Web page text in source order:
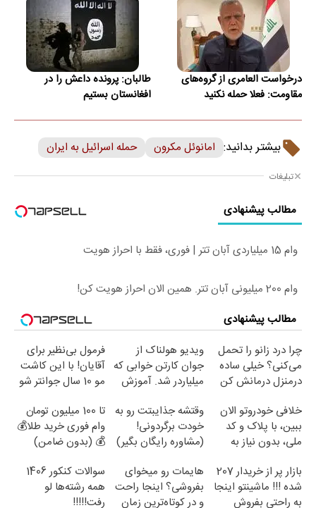
درخواست العامری از گروه‌های
مقاومت: فعلا حمله نکنید
طالبان: پرونده داعش را در
افغانستان بستیم
بیشتر بدانید: امانوئل مکرون حمله اسرائیل به ایران
تبلیغات
مطالب پیشنهادی
وام 15 میلیاردی آبان تتر | فوری، فقط با احراز هویت
وام 200 میلیونی آبان تتر. همین الان احراز هویت کن!
مطالب پیشنهادی
چرا درد زانو را تحمل
می‌کنی؟ خیلی ساده
درمنزل درمانش کن
ویدیو هولناک از
جوان کارتن خوابی که
میلیاردر شد. آموزش
فرمول بی‌نظیر برای
آقایان! با این کاشت
مو 10 سال جوانتر شو
خلافی خودروتو الان
ببین، با پلاک و کد
ملی، بدون نیاز به
وقتشه جذایبتت رو به
خودت برگردونی!
(مشاوره رایگان بگیر)
تا 100 میلیون تومان
وام فوری خرید طلا💰
💰 (بدون ضامن)
بازار پر از خریدار 207
شده !!! ماشینتو اینجا
به راحتی بفروش
هایمات رو میخوای
بفروشی؟ اینجا راحت
و در کوتاه‌ترین زمان
سوالات کنکور 1406
همه رشته‌ها لو
رفت!!!!!